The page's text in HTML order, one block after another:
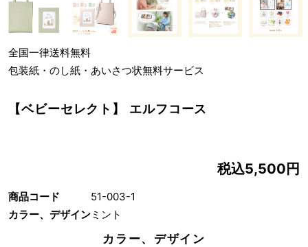
全国一律送料無料
包装紙・のし紙・あいさつ状無料サービス
【ベビーセレクト】 エルフコース
税込5,500円
商品コード
51-003-1
カラー、デザインミント
カラー、デザイン